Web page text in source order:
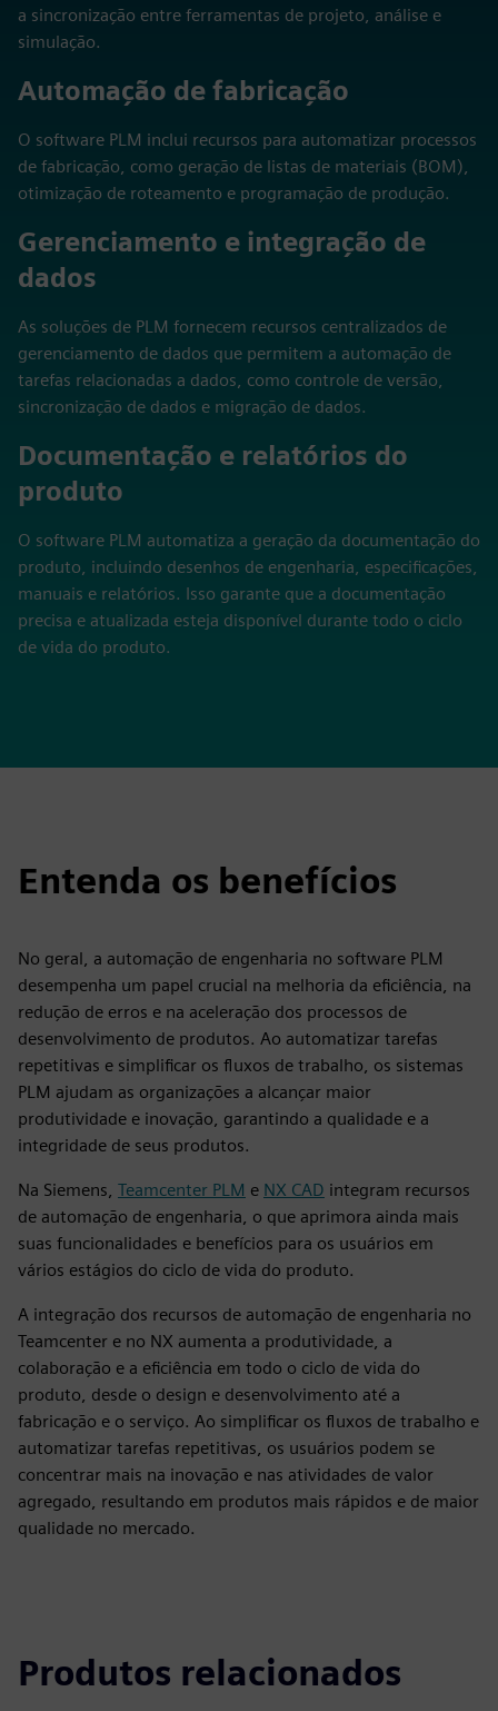
a sincronização entre ferramentas de projeto, análise e
simulação.
Automação de fabricação
O software PLM inclui recursos para automatizar processos
de fabricação, como geração de listas de materiais (BOM),
otimização de roteamento e programação de produção.
Gerenciamento e integração de
dados
As soluções de PLM fornecem recursos centralizados de
gerenciamento de dados que permitem a automação de
tarefas relacionadas a dados, como controle de versão,
sincronização de dados e migração de dados.
Documentação e relatórios do
produto
O software PLM automatiza a geração da documentação do
produto, incluindo desenhos de engenharia, especificações,
manuais e relatórios. Isso garante que a documentação
precisa e atualizada esteja disponível durante todo o ciclo
de vida do produto.
Entenda os benefícios
No geral, a automação de engenharia no software PLM
desempenha um papel crucial na melhoria da eficiência, na
redução de erros e na aceleração dos processos de
desenvolvimento de produtos. Ao automatizar tarefas
repetitivas e simplificar os fluxos de trabalho, os sistemas
PLM ajudam as organizações a alcançar maior
produtividade e inovação, garantindo a qualidade e a
integridade de seus produtos.
Na Siemens, Teamcenter PLM e NX CAD integram recursos
de automação de engenharia, o que aprimora ainda mais
suas funcionalidades e benefícios para os usuários em
vários estágios do ciclo de vida do produto.
A integração dos recursos de automação de engenharia no
Teamcenter e no NX aumenta a produtividade, a
colaboração e a eficiência em todo o ciclo de vida do
produto, desde o design e desenvolvimento até a
fabricação e o serviço. Ao simplificar os fluxos de trabalho e
automatizar tarefas repetitivas, os usuários podem se
concentrar mais na inovação e nas atividades de valor
agregado, resultando em produtos mais rápidos e de maior
qualidade no mercado.
Produtos relacionados